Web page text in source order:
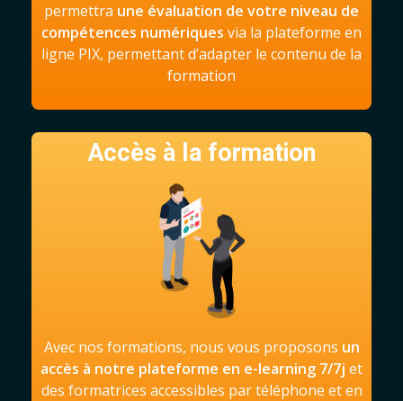
permettra une évaluation de votre niveau de
compétences numériques via la plateforme en
ligne PIX, permettant d’adapter le contenu de la
formation
Accès à la formation
Avec nos formations, nous vous proposons un
accès à notre plateforme en e-learning 7/7j et
des formatrices accessibles par téléphone et en